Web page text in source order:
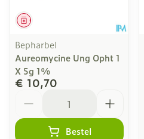
Geneesmiddel
Bepharbel
Aureomycine Ung Opht 1
X 5g 1%
€ 10,70
Bestel